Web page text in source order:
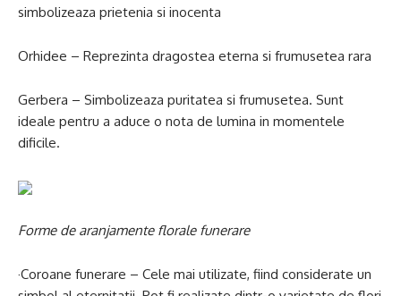
simbolizeaza prietenia si inocenta
Orhidee – Reprezinta dragostea eterna si frumusetea rara
Gerbera – Simbolizeaza puritatea si frumusetea. Sunt
ideale pentru a aduce o nota de lumina in momentele
dificile.
Forme de aranjamente florale funerare
·Coroane funerare – Cele mai utilizate, fiind considerate un